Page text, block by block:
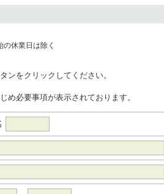
休業日は除く
ンをクリックしてください。
め必要事項が表示されております。